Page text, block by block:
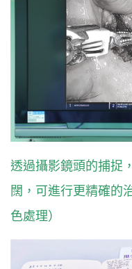
透過攝影鏡頭的捕捉
闊，可進行更精確的
色處理）